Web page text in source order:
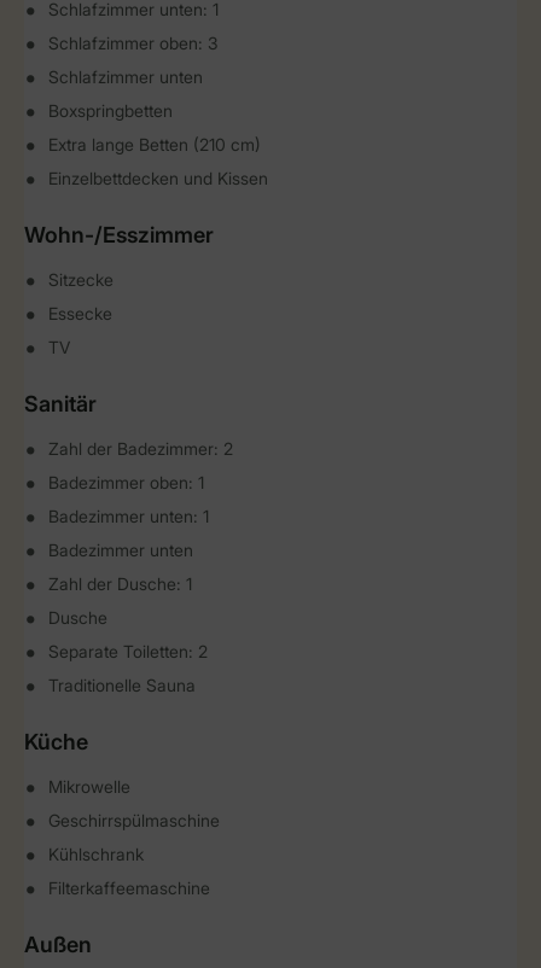
Schlafzimmer unten: 1
Schlafzimmer oben: 3
Schlafzimmer unten
Boxspringbetten
Extra lange Betten (210 cm)
Einzelbettdecken und Kissen
Wohn-/Esszimmer
Sitzecke
Essecke
TV
Sanitär
Zahl der Badezimmer: 2
Badezimmer oben: 1
Badezimmer unten: 1
Badezimmer unten
Zahl der Dusche: 1
Dusche
Separate Toiletten: 2
Traditionelle Sauna
Küche
Mikrowelle
Geschirrspülmaschine
Kühlschrank
Filterkaffeemaschine
Außen